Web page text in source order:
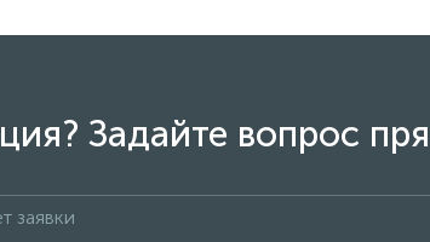
Задайте вопрос